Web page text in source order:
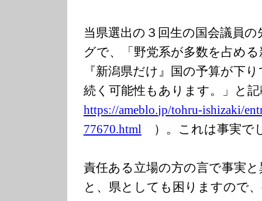
当県選出の３回生の国会議員
グで、「野党系が多数を占め
『新潟県だけ』国の予算が下
続く可能性もあります。」と
https://ameblo.jp/tohru-ishizaki/
77670.html）。これは事実で
責任ある立場の方の言で事実
と、県としても困りますので